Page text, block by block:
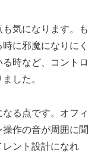
も気になります。も
に邪魔になりにく
時など、コントロ
した。
なる点です。オフィ
作の音が周囲に聞
レント設計になれ